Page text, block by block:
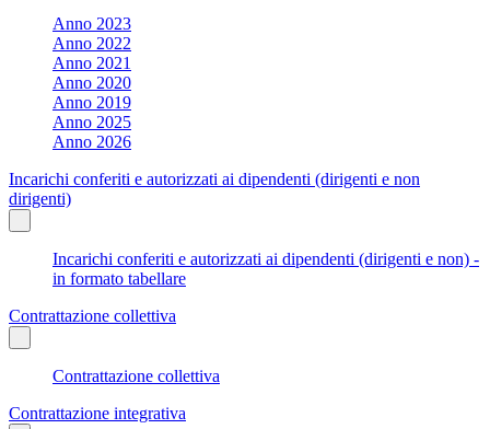
Anno 2023
Anno 2022
Anno 2021
Anno 2020
Anno 2019
Anno 2025
Anno 2026
Incarichi conferiti e autorizzati ai dipendenti (dirigenti e non
dirigenti)
Incarichi conferiti e autorizzati ai dipendenti (dirigenti e non) -
in formato tabellare
Contrattazione collettiva
Contrattazione collettiva
Contrattazione integrativa